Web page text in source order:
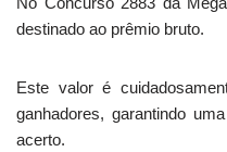
destinado ao prêmio bruto.
Este valor é
ganhadores, garantindo
acerto.